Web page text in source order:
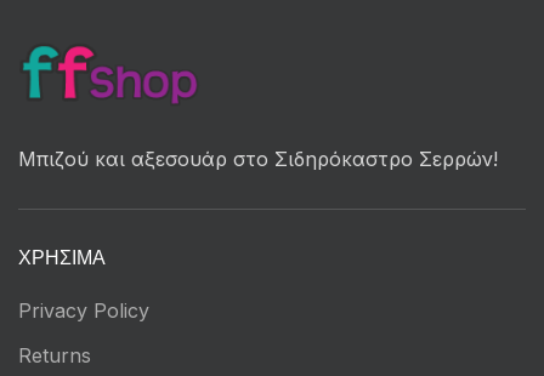
Μπιζού και αξεσουάρ στο Σιδηρόκαστρο Σερρών!
ΧΡΉΣΙΜΑ
Privacy Policy
Returns